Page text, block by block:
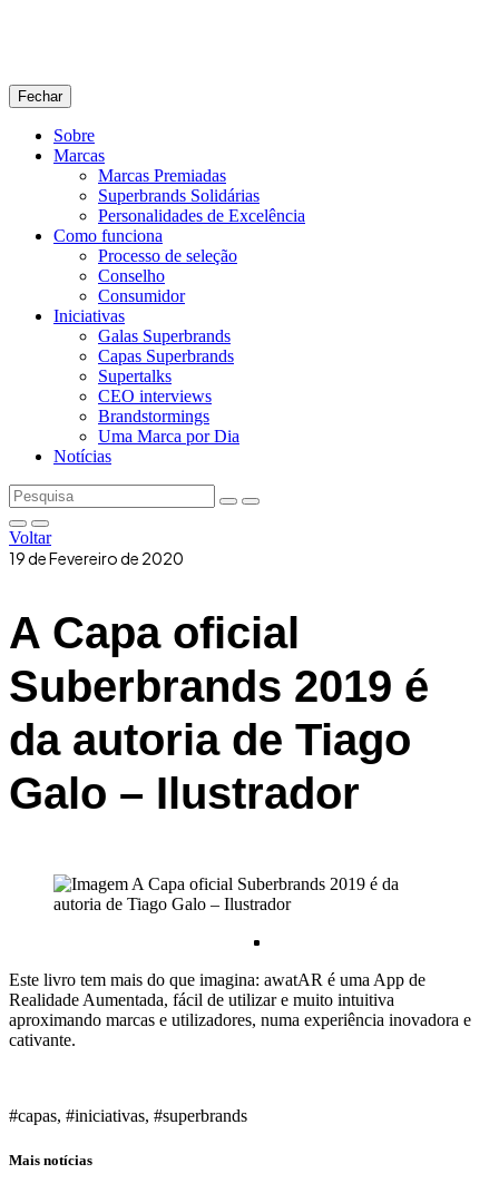
Fechar
Sobre
Marcas
Marcas Premiadas
Superbrands Solidárias
Personalidades de Excelência
Como funciona
Processo de seleção
Conselho
Consumidor
Iniciativas
Galas Superbrands
Capas Superbrands
Supertalks
CEO interviews
Brandstormings
Uma Marca por Dia
Notícias
Voltar
19 de Fevereiro de 2020
A Capa oficial
Suberbrands 2019 é
da autoria de Tiago
Galo – Ilustrador
Este livro tem mais do que imagina: awatAR é uma App de
Realidade Aumentada, fácil de utilizar e muito intuitiva
aproximando marcas e utilizadores, numa experiência inovadora e
cativante.
#capas, #iniciativas, #superbrands
Mais notícias